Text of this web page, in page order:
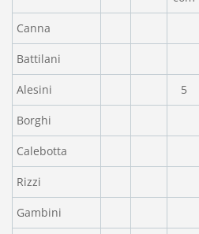
Canna
Battilani
Alesini 5
Borghi
Calebotta
Rizzi
Gambini